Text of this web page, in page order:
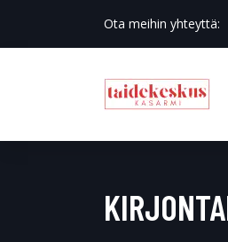
Ota meihin yhteyttä: